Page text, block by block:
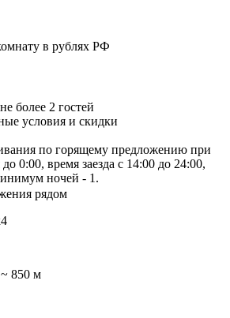
в рублях РФ
более 2 гостей
условия и скидки
по горящему предложению при
0:00, время заезда с 14:00 до 24:00,
ночей - 1.
рядом
850 м